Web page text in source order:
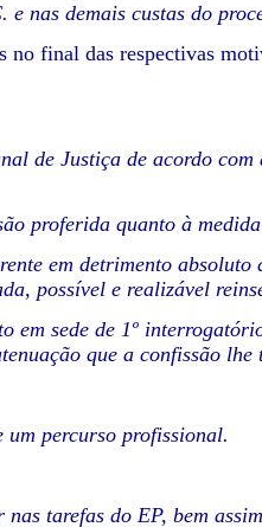
nas demais custas do
final das respectivas
de Justiça de acordo
proferida quanto à
em detrimento absoluto
possível e realizável
em sede de 1º
que a confissão lhe
um percurso profissional.
tarefas do EP, bem